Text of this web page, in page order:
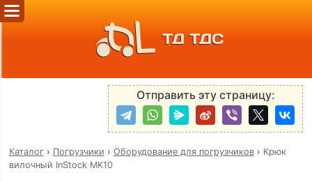
ТД ТДС
Отправить эту страницу:
Каталог› Погрузчики › Оборудование для погрузчиков› Крюк
вилочный InStock MK10